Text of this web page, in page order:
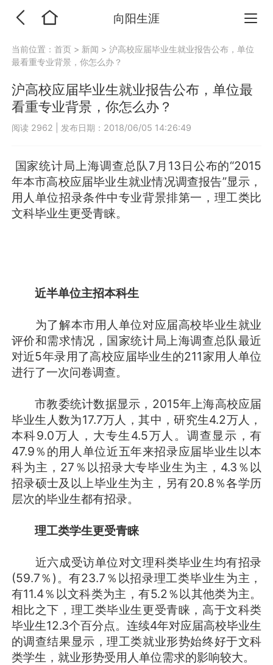
向阳生涯
当前位置：首页 > 新闻 >沪高校应届毕业生就业报告公布，单位
最看重专业背景，你怎么办？
沪高校应届毕业生就业报告公布，单位最
看重专业背景，你怎么办？
阅读 2962 发布日期：2018/06/05 14:26:49
国家统计局上海调查总队7月13日公布的“2015
年本市高校应届毕业生就业情况调查报告”显示，
用人单位招录条件中专业背景排第一，理工类比
文科毕业生更受青睐。
近半单位主招本科生
为了解本市用人单位对应届高校毕业生就业
评价和需求情况，国家统计局上海调查总队最近
对近5年录用了高校应届毕业生的211家用人单位
进行了一次问卷调查。
市教委统计数据显示，2015年上海高校应届
毕业生人数为17.7万人，其中，研究生4.2万人，
本科9.0万人，大专生4.5万人。调查显示，有
47.9％的用人单位近五年来招录应届毕业生以本
科为主，27％以招录大专毕业生为主，4.3％以
招录硕士及以上毕业生为主，另有20.8％各学历
层次的毕业生都有招录。
理工类学生更受青睐
近六成受访单位对文理科类毕业生均有招录
(59.7％)。有23.7％以招录理工类毕业生为主，
有11.4％以文科类为主，有5.2％以其他类为主。
相比之下，理工类毕业生更受青睐，高于文科类
毕业生12.3个百分点。连续4年对应届高校毕业生
的调查结果显示，理工类就业形势始终好于文科
类学生，就业形势受用人单位需求的影响较大。